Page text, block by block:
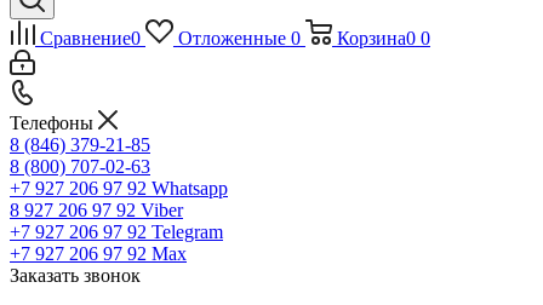
Сравнение0 Отложенные 0 Корзина0 0
Телефоны
8 (846) 379-21-85
8 (800) 707-02-63
+7 927 206 97 92 Whatsapp
8 927 206 97 92 Viber
+7 927 206 97 92 Telegram
+7 927 206 97 92 Max
Заказать звонок